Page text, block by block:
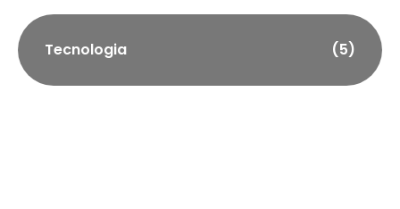
Tecnologia (5)